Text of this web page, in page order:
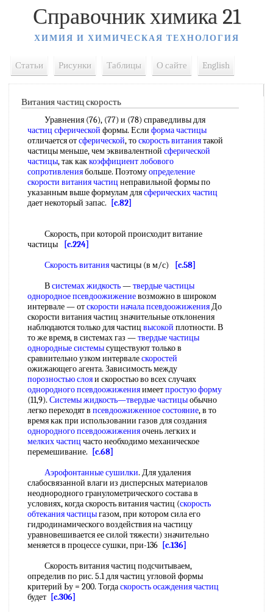
Справочник химика 21
ХИМИЯ И ХИМИЧЕСКАЯ ТЕХНОЛОГИЯ
Статьи Рисунки Таблицы О сайте English
Витания частиц скорость
Уравнения (76), (77) и (78) справедливы для
частиц сферической формы. Если форма частицы
отличается отсферической, тоскорость витаниятакой
частицы меньше, чем эквивалентной сферической
частицы, так каккоэффициент лобового
сопротивлениябольше. Поэтомуопределение
скорости витания частиц неправильной формы по
указанным выше формулам длясферических частиц
дает некоторый запас.
[c.82]
Скорость, при которой происходит витание
частицы
[c.224]
Скорость витаниячастицы (в м/с)
[c.58]
Всистемах жидкость—твердые частицы
однородное псевдоожижениевозможно в широком
интервале — отскорости начала псевдоожиженияДо
скорости витания частиц значительные отклонения
наблюдаются только для частиц высокой плотности. В
то же время, в системах газ —твердые частицы
однородные системысуществуют только в
сравнительно узком интервалескоростей
ожижающего агента. Зависимость между
порозностью слояи скоростью во всех случаях
однородного псевдоожиженияимеетпростую форму
(11,9). Системы жидкость—твердые частицыобычно
легко переходят в псевдоожиженное состояние, в то
время как при использовании газов для создания
однородного псевдоожиженияочень легких и
мелких частиц часто необходимо механическое
перемешивание.
[c.68]
Аэрофонтанные сушилки. Для удаления
слабосвязанной влаги из дисперсных материалов
неоднородного гранулометрического состава в
условиях, когда скорость витания частиц (скорость
обтекания частицыгазом, при котором сила его
гидродинамического воздействия на частицу
уравновешивается ее силой тяжести) значительно
меняется в процессе сушки, при-136 [c.136]
Скорость витания частиц подсчитываем,
определив по рис. 5.1 для частиц угловой формы
критерий Ьу = 200. Тогдаскорость осаждения частиц
будет [c.306]